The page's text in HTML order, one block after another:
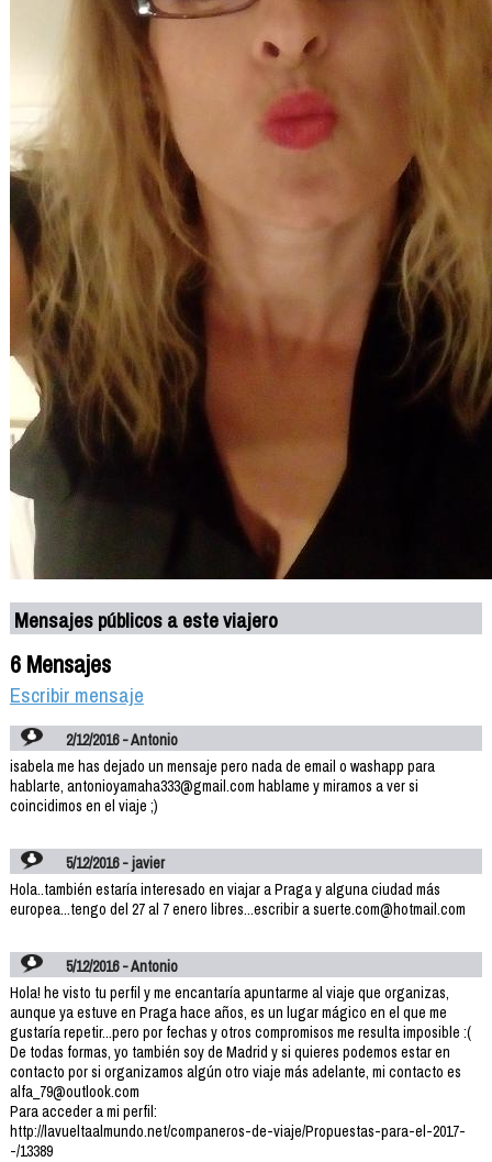
Mensajes públicos a este viajero
6 Mensajes
Escribir mensaje
2/12/2016 - Antonio
isabela me has dejado un mensaje pero nada de email o washapp para
hablarte, antonioyamaha333@gmail.com hablame y miramos a ver si
coincidimos en el viaje ;)
5/12/2016 - javier
Hola..también estaría interesado en viajar a Praga y alguna ciudad más
europea...tengo del 27 al 7 enero libres...escribir a suerte.com@hotmail.com
5/12/2016 - Antonio
Hola! he visto tu perfil y me encantaría apuntarme al viaje que organizas,
aunque ya estuve en Praga hace años, es un lugar mágico en el que me
gustaría repetir...pero por fechas y otros compromisos me resulta imposible :(
De todas formas, yo también soy de Madrid y si quieres podemos estar en
contacto por si organizamos algún otro viaje más adelante, mi contacto es
alfa_79@outlook.com
Para acceder a mi perfil:
http://lavueltaalmundo.net/companeros-de-viaje/Propuestas-para-el-2017-
-/13389